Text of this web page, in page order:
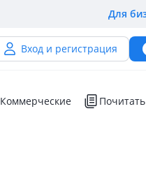
Для
Вход и регистрация
Коммерческие Почитать